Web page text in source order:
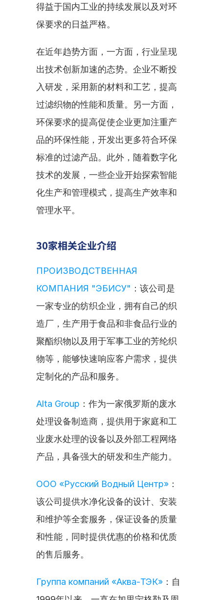
得益于国内工业的持续发展以及对环
保要求的日益严格。
在近年趋势方面，一方面，行业呈现
出技术创新加速的态势。企业不断投
入研发，采用新的材料和工艺，提高
过滤织物的性能和质量。另一方面，
环保要求的提高促使企业更加注重产
品的环保性能，开发出更多符合环保
标准的过滤产品。此外，随着数字化
技术的发展，一些企业开始探索智能
化生产和管理模式，提高生产效率和
管理水平。
30家相关企业介绍
ПРОИЗВОДСТВЕННАЯ
КОМПАНИЯ "ЭБИСУ" ：该公司是
一家专业的纺织企业，拥有自己的织
造厂，生产用于食品和非食品行业的
聚酯织物以及用于军事工业的芳纶织
物等，能够快速响应客户需求，提供
定制化的产品和服务。
Alta Group ：作为一家俄罗斯的废水
处理设备制造商，提供用于家庭和工
业废水处理的设备以及外部工程网络
产品，具备强大的研发和生产能力。
ООО «Русский Водный Центр» ：
该公司提供水净化设备的设计、安装
和维护等全套服务，保证设备的质量
和性能，同时提供优惠的价格和优质
的售后服务。
Группа компаний «Аква-ТЭК» ：自